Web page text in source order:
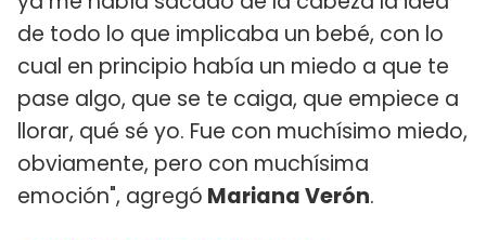
de todo lo que implicaba un bebé, con lo
cual en principio había un miedo a que te
pase algo, que se te caiga, que empiece a
llorar, qué sé yo. Fue con muchísimo miedo,
obviamente, pero con muchísima
emoción", agregó Mariana Verón.